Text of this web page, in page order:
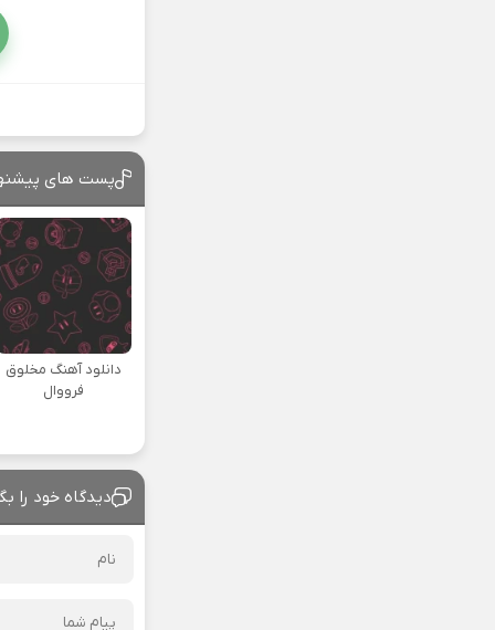
پست های
دانلود آهنگ مخلوق
فرووال
دیدگاه خود را